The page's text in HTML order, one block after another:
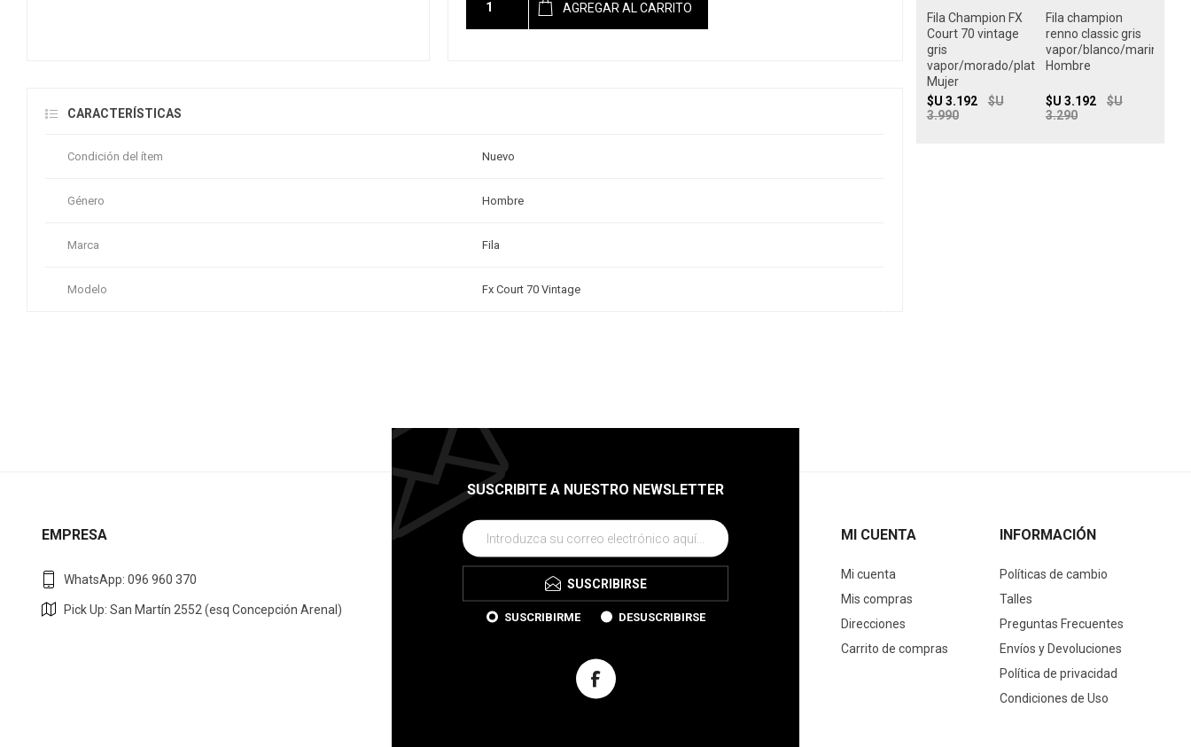
AGREGAR AL CARRITO
CARACTERÍSTICAS
Condición del ítem Nuevo
Género Hombre
Marca Fila
Modelo Fx Court 70 Vintage
Fila Champion FX
Court 70 vintage
gris
vapor/morado/plata
Mujer
$U 3.192
$U
3.990
Fila champion
renno classic gris
vapor/blanco/marino
Hombre
$U 3.192
$U
3.290
SUSCRIBITE A NUESTRO NEWSLETTER
SUSCRIBIRSE
SUSCRIBIRME DESUSCRIBIRSE
EMPRESA
WhatsApp: 096 960 370
Pick Up: San Martín 2552 (esq Concepción Arenal)
MI CUENTA
Mi cuenta
Mis compras
Direcciones
Carrito de compras
INFORMACIÓN
Políticas de cambio
Talles
Preguntas Frecuentes
Envíos y Devoluciones
Política de privacidad
Condiciones de Uso